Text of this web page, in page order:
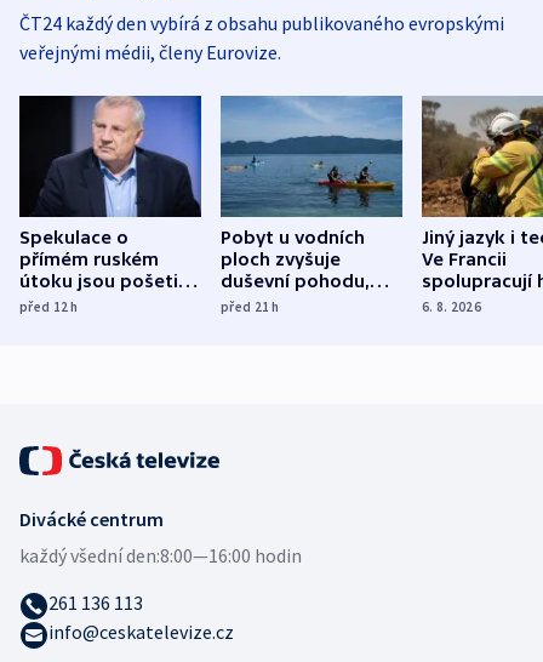
ČT24 každý den vybírá z obsahu publikovaného evropskými
veřejnými médii, členy Eurovize.
Spekulace o
přímém ruském
útoku jsou pošetilé,
míní estonský
před 12h
Pobyt u vodních
ploch zvyšuje
duševní pohodu,
ukázala
před 21h
Jiný jazyk i
Ve Francii
spolupracují
různých zemí
6. 8. 2026
Divácké centrum
každý všední den:8:00—16:00 hodin
261 136 113
info@ceskatelevize.cz